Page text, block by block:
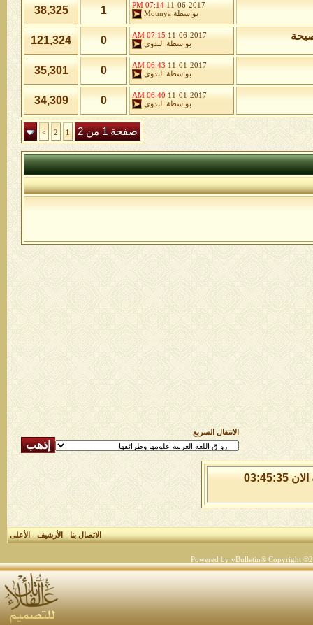
11-06-2017
07:14 PM
بواسطة Mounya
1
38,325
11-06-2017
07:15 AM
بواسطة
البدوي 0
121,324
11-01-2017
06:43 AM
بواسطة
البدوي 0
35,301
11-01-2017
06:40 AM
بواسطة
البدوي 0
34,309
صفحة 1 من 2 1
2
>
الانتقال السريع
الاحد 9 من اغسطس 2026 , الساعة الان 03:45:35
الاتصال بنا-الأرشيف-الأعلى
Powered by vBulletin® Copyright